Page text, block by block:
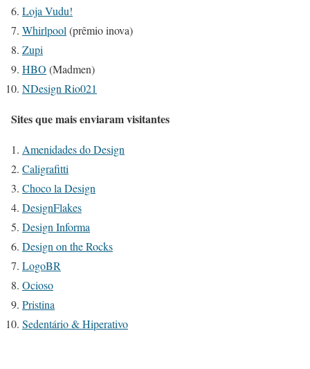
Loja Vudu!
Whirlpool(prêmio inova)
Zupi
HBO (Madmen)
NDesign Rio021
Sites que mais enviaram visitantes
Amenidades do Design
Caligrafitti
Choco la Design
DesignFlakes
Design Informa
Design on the Rocks
LogoBR
Ocioso
Pristina
Sedentário & Hiperativo